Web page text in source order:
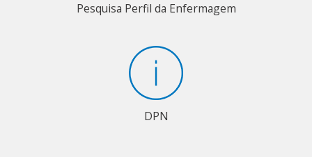
Pesquisa Perfil da Enfermagem
DPN